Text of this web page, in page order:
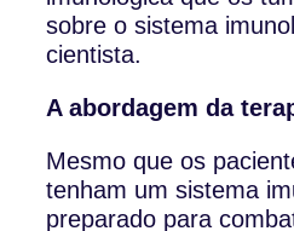
sobre o sistema
cientista.
A abordagem da
Mesmo que os
tenham um sistema
preparado para